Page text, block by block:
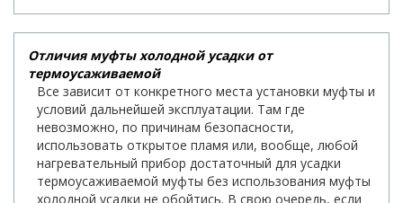
Отличия муфты холодной усадки от
термоусаживаемой
Все зависит от конкретного места установки муфты и
условий дальнейшей эксплуатации. Там где
невозможно, по причинам безопасности,
использовать открытое пламя или, вообще, любой
нагревательный прибор достаточный для усадки
термоусаживаемой муфты без использования муфты
холодной усадки не обойтись. В свою очередь, если